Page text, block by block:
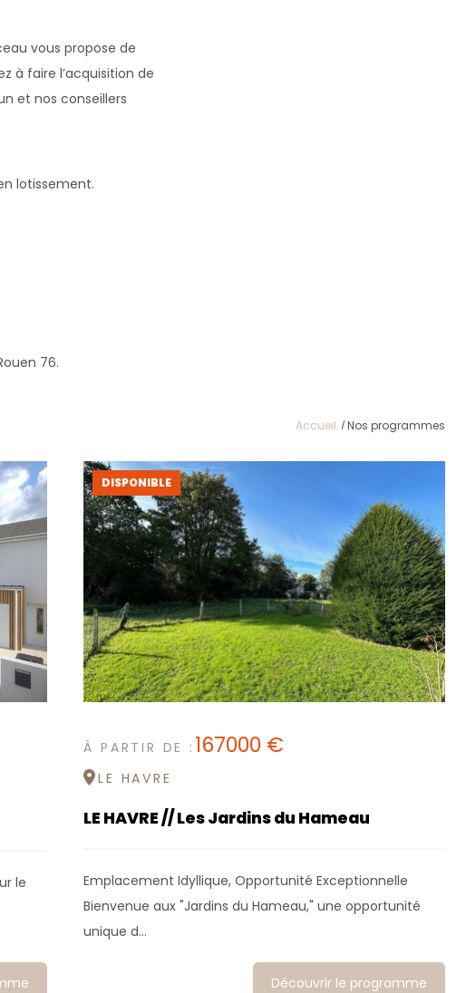
vous propose de
à faire l’acquisition de
et nos conseillers
lotissement.
76.
Accueil Nos programmes
le
DISPONIBLE
À PARTIR DE : 167000 €
LE HAVRE
LE HAVRE // Les Jardins du Hameau
Emplacement Idyllique, Opportunité Exceptionnelle
Bienvenue aux "Jardins du Hameau," une opportunité
unique d...
Découvrir le programme